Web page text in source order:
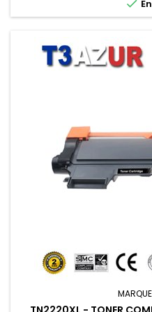
